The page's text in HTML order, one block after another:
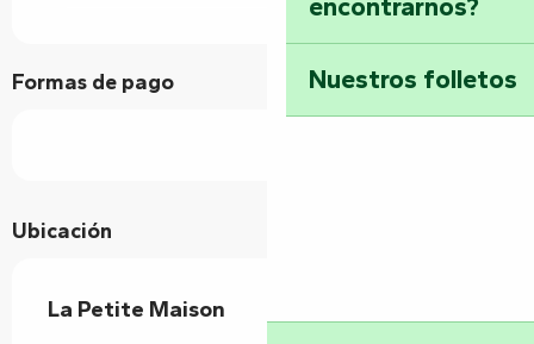
Nuestros folletos
Formas de pago
Ubicación
La Petite Maison